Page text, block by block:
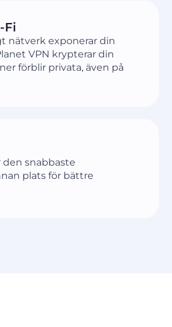
Fi
nätverk exponerar din
VPN krypterar din
förblir privata, även på
den snabbaste
plats för bättre